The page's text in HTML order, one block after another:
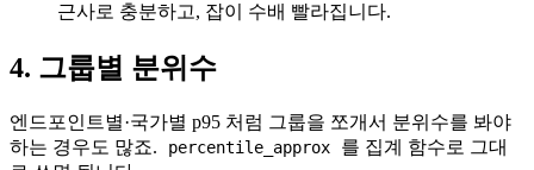
근사로 충분하고, 잡이 수배 빨라집니다.
4. 그룹별 분위수
엔드포인트별·국가별 p95 처럼 그룹을 쪼개서 분위수를 봐야
하는 경우도 많죠.
percentile_approx
를 집계 함수로 그대